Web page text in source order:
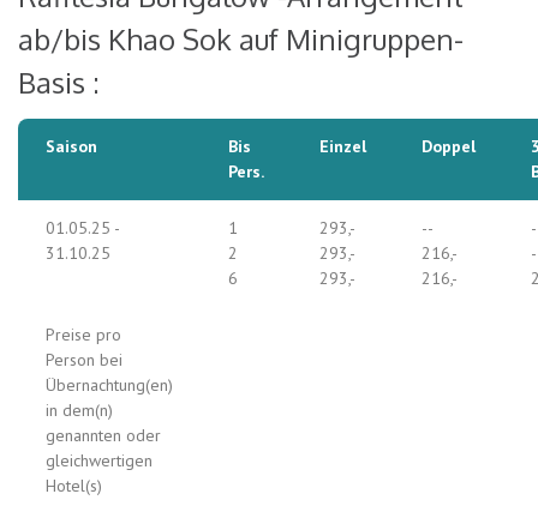
ab/bis Khao Sok auf Minigruppen-
Basis :
Saison
Bis
Pers.
Einzel Doppel
01.05.25 -
31.10.25
1
2
6
293,-
293,-
293,-
--
216,-
216,-
Preise pro
Person bei
Übernachtung(en)
in dem(n)
genannten oder
gleichwertigen
Hotel(s)